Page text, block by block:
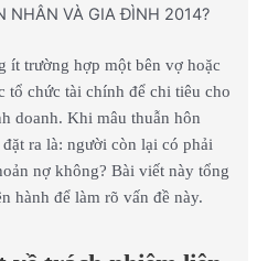
NHÂN VÀ GIA ĐÌNH 2014?
ít trường hợp một bên vợ hoặc
tổ chức tài chính để chi tiêu cho
doanh. Khi mâu thuẫn hôn
ra là: người còn lại có phải
nợ không? Bài viết này tổng
hành để làm rõ vấn đề này.